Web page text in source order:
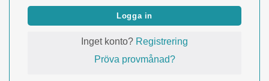
Logga in
Inget konto? Registrering
Pröva provmånad?